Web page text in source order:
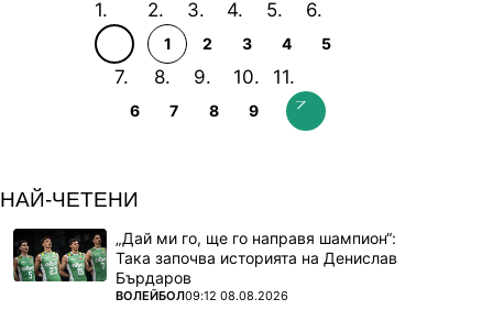
1 2 3 4 5
6 7 8 9
НАЙ-ЧЕТЕНИ
„Дай ми го, ще го направя шампион“:
Така започва историята на Денислав
Бърдаров
ПОВЕЧЕ ОТ
ВОЛЕЙБОЛ09:12 08.08.2026